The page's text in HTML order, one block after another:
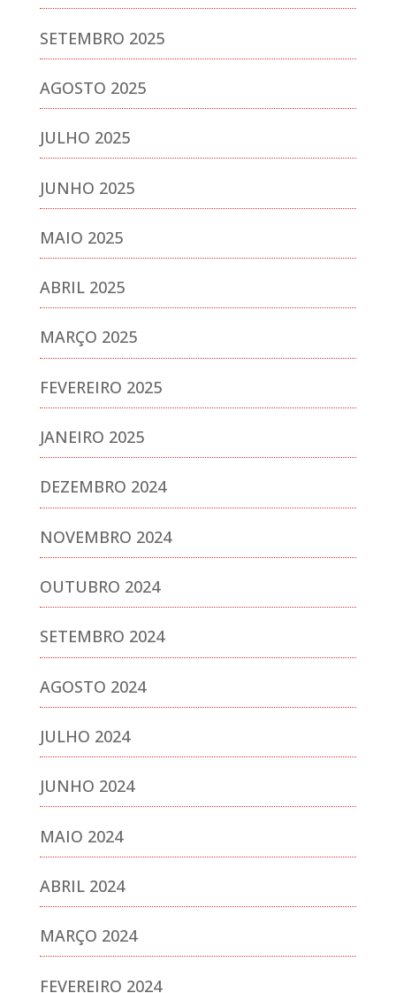
SETEMBRO 2025
AGOSTO 2025
JULHO 2025
JUNHO 2025
MAIO 2025
ABRIL 2025
MARÇO 2025
FEVEREIRO 2025
JANEIRO 2025
DEZEMBRO 2024
NOVEMBRO 2024
OUTUBRO 2024
SETEMBRO 2024
AGOSTO 2024
JULHO 2024
JUNHO 2024
MAIO 2024
ABRIL 2024
MARÇO 2024
FEVEREIRO 2024